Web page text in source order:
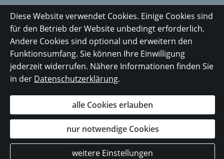
Diese Website verwendet Cookies. Einige Cookies sind
für den Betrieb der Website unbedingt erforderlich.
Andere Cookies sind optional und erweitern den
Funktionsumfang. Sie können Ihre Einwilligung
jederzeit widerrufen. Nähere Informationen finden Sie
in der Datenschutzerklärung.
alle Cookies erlauben
nur notwendige Cookies
weitere Einstellungen